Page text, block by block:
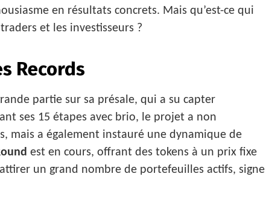
en résultats concrets. Mais qu’est-ce qui
et les investisseurs ?
Records
partie sur sa présale, qui a su capter
ses 15 étapes avec brio, le projet a non
mais a également instauré une dynamique de
est en cours, offrant des tokens à un prix fixe
un grand nombre de portefeuilles actifs, signe